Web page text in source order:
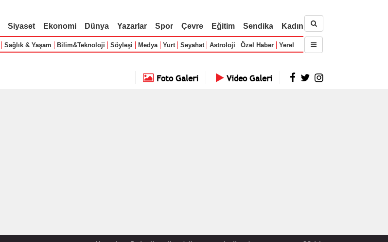
Siyaset Ekonomi Dünya Yazarlar Spor Çevre Eğitim Sendika Kadın
Sağlık & Yaşam Bilim&Teknoloji Söyleşi Medya Yurt Seyahat Astroloji Özel Haber Yerel
Foto Galeri Video Galeri